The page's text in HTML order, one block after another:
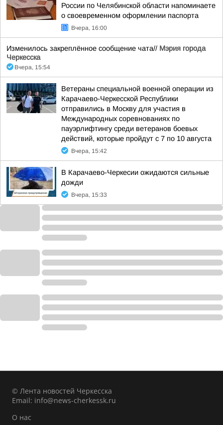
России по Челябинской области напоминаете
о своевременном оформлении паспорта
Вчера, 16:00
Изменилось закреплённое сообщение чата// Мэрия города
Черкесска
Вчера, 15:54
Ветераны специальной военной операции из
Карачаево-Черкесской Республики
отправились в Москву для участия в
Международных соревнованиях по
пауэрлифтингу среди ветеранов боевых
действий, которые пройдут с 7 по 10 августа
Вчера, 15:42
В Карачаево-Черкесии ожидаются сильные
дожди
Вчера, 15:33
© Лента новостей Черкесска
Email: info@news-cherkessk.ru
О нас